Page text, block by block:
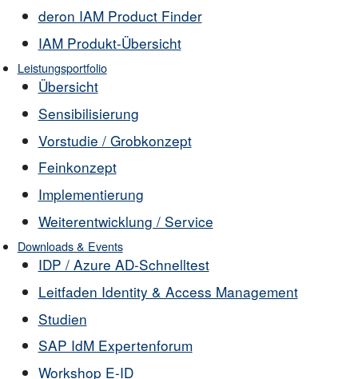
deron IAM Product Finder
IAM Produkt-Übersicht
Leistungsportfolio
Übersicht
Sensibilisierung
Vorstudie / Grobkonzept
Feinkonzept
Implementierung
Weiterentwicklung / Service
Downloads & Events
IDP / Azure AD-Schnelltest
Leitfaden Identity & Access Management
Studien
SAP IdM Expertenforum
Workshop E-ID